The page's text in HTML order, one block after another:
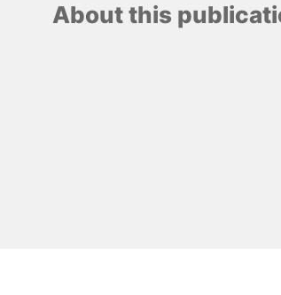
About this